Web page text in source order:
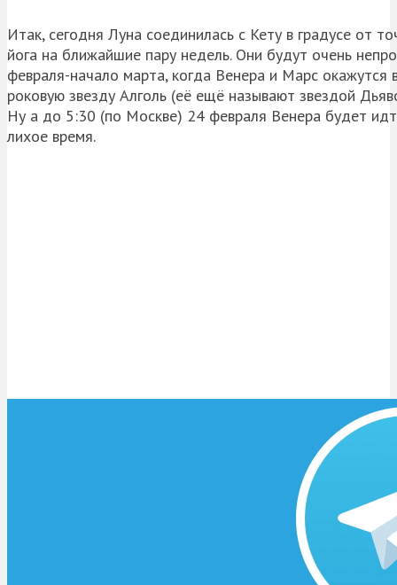
Итак, сегодня Луна соединилась с Кету в градусе от
йога на ближайшие пару недель. Они будут очень
февраля-начало марта, когда Венера и Марс окажутся
роковую звезду Алголь (её ещё называют звездой
Ну а до 5:30 (по Москве) 24 февраля Венера будет
лихое время.